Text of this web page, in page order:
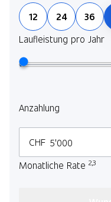
12 24 36
Laufleistung pro Jahr
Anzahlung
CHF
Monatliche Rate 2,3